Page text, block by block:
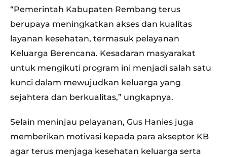
“Pemerintah Kabupaten Rembang terus
berupaya meningkatkan akses dan kualitas
layanan kesehatan, termasuk pelayanan
Keluarga Berencana. Kesadaran masyarakat
untuk mengikuti program ini menjadi salah satu
kunci dalam mewujudkan keluarga yang
sejahtera dan berkualitas,” ungkapnya.
Selain meninjau pelayanan, Gus Hanies juga
memberikan motivasi kepada para akseptor KB
agar terus menjaga kesehatan keluarga serta